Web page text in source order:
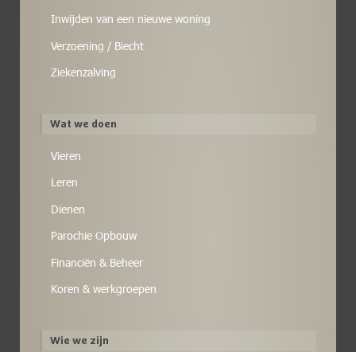
Inwijden van een nieuwe woning
Verzoening / Biecht
Ziekenzalving
Wat we doen
Vieren
Leren
Dienen
Parochie Opbouw
Financiën & Beheer
Koren & werkgroepen
Wie we zijn